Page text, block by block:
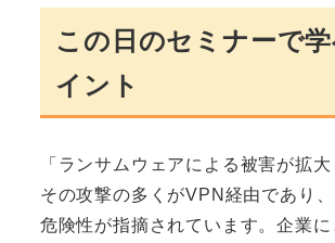
この日のセミナーで
イント
「ランサムウェアによる被害が拡大
その攻撃の多くがVPN経由であり
危険性が指摘されています。企業